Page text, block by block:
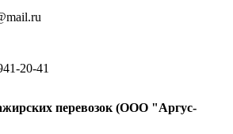
20-41
перевозок (ООО "Аргус-